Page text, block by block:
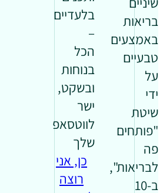
בריאות
באמצעים
טבעיים
על
ידי
שיטת
"פותחים
פה
לבריאות",
ב-10
בלעדיים
–
הכל
בנוחות
ובשקט,
ישר
לווטסאפ
שלך
כן, אני
רוצה